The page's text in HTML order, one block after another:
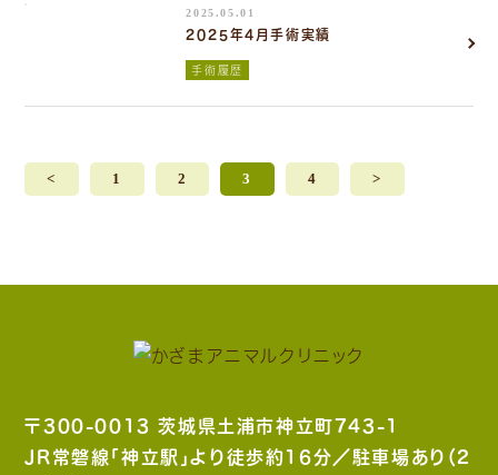
2025.05.01
2025年4月手術実績
手術履歴
< 1 2 3 4 >
〒300-0013 茨城県土浦市神立町743-1
JR常磐線「神立駅」より徒歩約16分／駐車場あり（2